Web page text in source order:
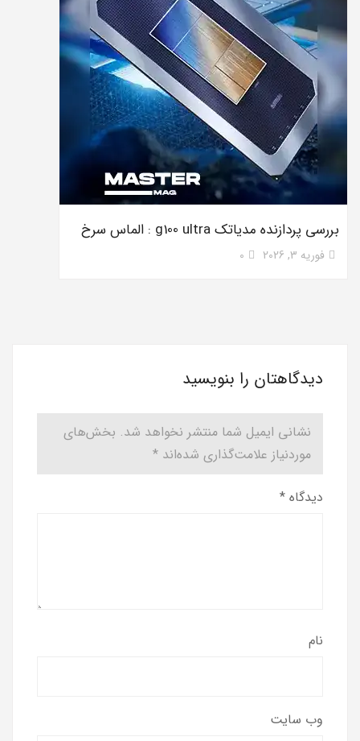
بررسی پردازنده مدیاتک g100 ultra : الماس سرخ
فوریه 3, 2026 0
دیدگاهتان را بنویسید
نشانی ایمیل شما منتشر نخواهد شد. بخش‌های
موردنیاز علامت‌گذاری شده‌اند *
دیدگاه *
نام
وب‌ سایت